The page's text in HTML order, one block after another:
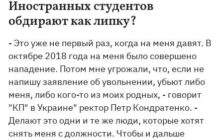
Иностранных студентов
обдирают как липку?
- Это уже не первый раз, когда на меня давят. В
октябре 2018 года на меня было совершено
нападение. Потом мне угрожали, что, если не
напишу заявление об увольнении, убьют либо
меня, либо кого-то из моих родных, - говорит
"КП" в Украине" ректор Петр Кондратенко. -
Делают это одни и те же люди, которые хотят
снять меня с должности. Чтобы и дальше